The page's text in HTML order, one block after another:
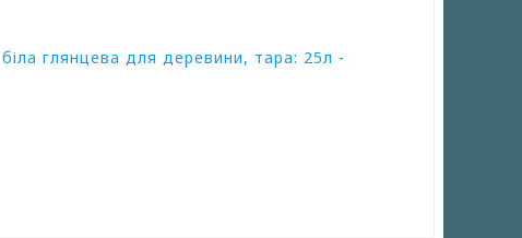
глянцева для деревини, тара: 25л -